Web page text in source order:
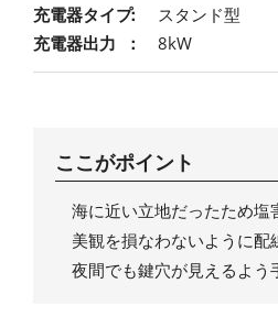
充電器タイプ
スタンド型
充電器出力
8kW
ここがポイント
海に近い立地だったため塩
美観を損なわないように配
夜間でも鍵穴が見えるよう